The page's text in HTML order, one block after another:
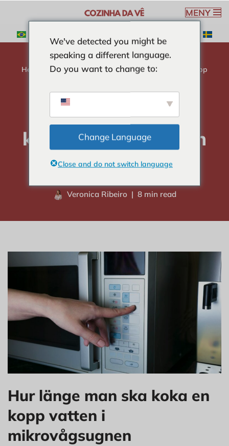
till
MENY
Hem CURIOSITIES-Hur länge man ska koka en kopp
Hur länge man ska
koka en kopp vatten
i mikrovågsugnen
Veronica Ribeiro 8 min read
Hur länge man ska koka en
kopp vatten i
mikrovågsugnen
We've detected you might be
speaking a different language.
Do you want to change to:
Change Language
Close and do not switch language